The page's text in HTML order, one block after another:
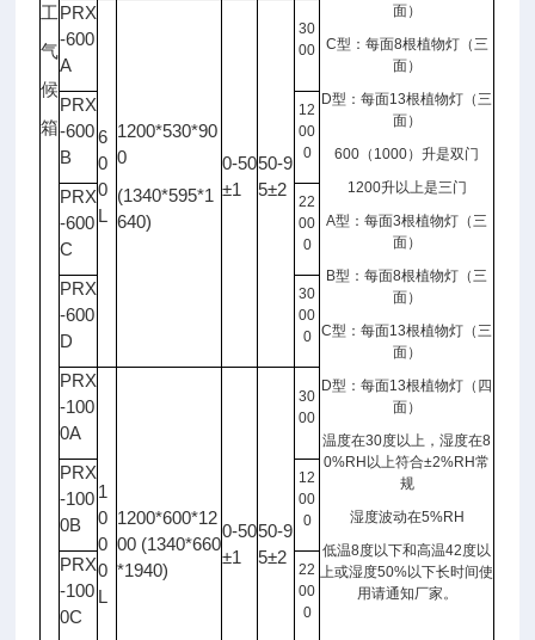
工
气
候
箱
面）
C型：每面8根植物灯（三
面）
D型：每面13根植物灯（三
面）
600 （ 1000）升是双门
1200升以上是三门
A型：每面3根植物灯（三
面）
B型：每面8根植物灯（三
面）
C型：每面13根植物灯（三
面）
D型：每面13根植物灯（四
面）
温度在30度以上，湿度在8
0%RH 以上符合±2%RH常
规
湿度波动在5%RH
低温8度以下和高温42度以
上或湿度50%以下长时间使
用请通知厂家。
PRX
-600
A
6
0
0
L
1200*530*90
0
(1340*595*1
640)
0-50
±1
50-9
5±2
30
00
PRX
-600
B
12
00
0
PRX
-600
C
22
00
0
PRX
-600
D
30
00
0
PRX
-100
0A
1
0
0
0
L
1200*600*12
00 (1340*660
*1940)
0-50
±1
50-9
5±2
30
00
PRX
-100
0B
12
00
0
PRX
-100
0C
22
00
0